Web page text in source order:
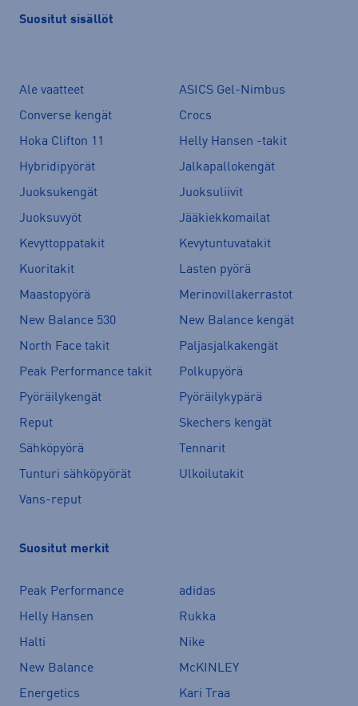
Suositut sisällöt
Ale vaatteet
ASICS Gel-Nimbus
Converse kengät
Crocs
Hoka Clifton 11
Helly Hansen -takit
Hybridipyörät
Jalkapallokengät
Juoksukengät
Juoksuliivit
Juoksuvyöt
Jääkiekkomailat
Kevyttoppatakit
Kevytuntuvatakit
Kuoritakit
Lasten pyörä
Maastopyörä
Merinovillakerrastot
New Balance 530
New Balance kengät
North Face takit
Paljasjalkakengät
Peak Performance takit
Polkupyörä
Pyöräilykengät
Pyöräilykypärä
Reput
Skechers kengät
Sähköpyörä
Tennarit
Tunturi sähköpyörät
Ulkoilutakit
Vans-reput
Suositut merkit
Peak Performance
adidas
Helly Hansen
Rukka
Halti
Nike
New Balance
McKINLEY
Energetics
Kari Traa